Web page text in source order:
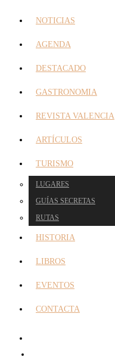
NOTICIAS
AGENDA
DESTACADO
GASTRONOMIA
REVISTA VALENCIA
ARTÍCULOS
TURISMO
LUGARES
GUÍAS SECRETAS
RUTAS
HISTORIA
LIBROS
EVENTOS
CONTACTA